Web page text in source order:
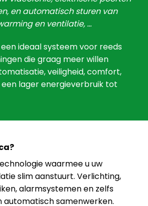
en automatisch sturen van
en ventilatie, …
een ideaal systeem voor reeds
die graag meer willen
veiligheid, comfort,
lager energieverbruik tot
waarmee u uw
slim aanstuurt. Verlichting,
alarmsystemen en zelfs
automatisch samenwerken.